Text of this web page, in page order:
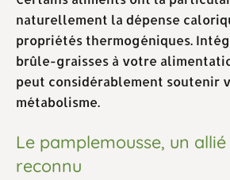
naturellement la dépense
propriétés thermogéniques.
brûle-graisses à votre
peut considérablement soutenir
métabolisme.
Le pamplemousse, un
reconnu